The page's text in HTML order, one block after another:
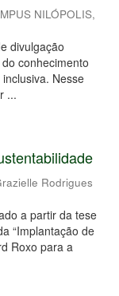
NILÓPOLIS,
divulgação
conhecimento
Nesse
...
Rodrigues
a partir da tese
“Implantação de
Roxo para a